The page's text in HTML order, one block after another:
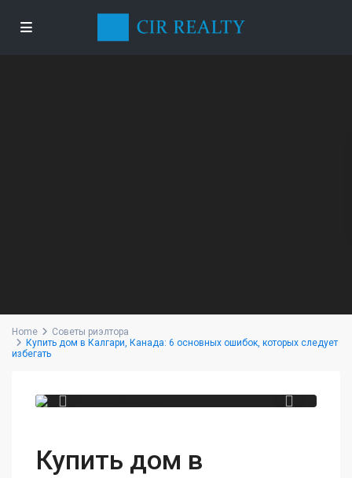
Home
Советы риэлтора
Купить дом в Калгари, Канада: 6 основных ошибок, которых следует
избегать
Купить дом в